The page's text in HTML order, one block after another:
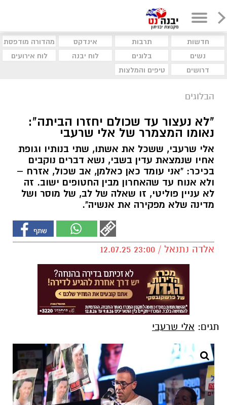
חדשות תרבות אינדקס
מהדורה מודפסת
נשים
בלוגים לוח יבנה
לוח אירועים
דרושים
טיפים והמלצות
הבלוגים
"לא נעצור עד שכולם יחזרו הביתה":
נאומו המצמרר של אלי שרעבי
אלי שרעבי, ששכל את אשתו, שתי בנותיו וגופת
אחיו שנמצאת עדין בשבי, נשא דברים נוקבים
בכיכר: "אני עומד כאן כאלמן, אב שכול, אזרח –
ולא אנוח עד שהאחרון מבין החטופים ישוב. זה
לא עניין פוליטי, זו שאלה של לב, של מוסר ושל
מדינה שלא מפקירה את אנשיה".
אלדה נתנאל / 23:00 12.07.25
תגים: אלי שרעבי